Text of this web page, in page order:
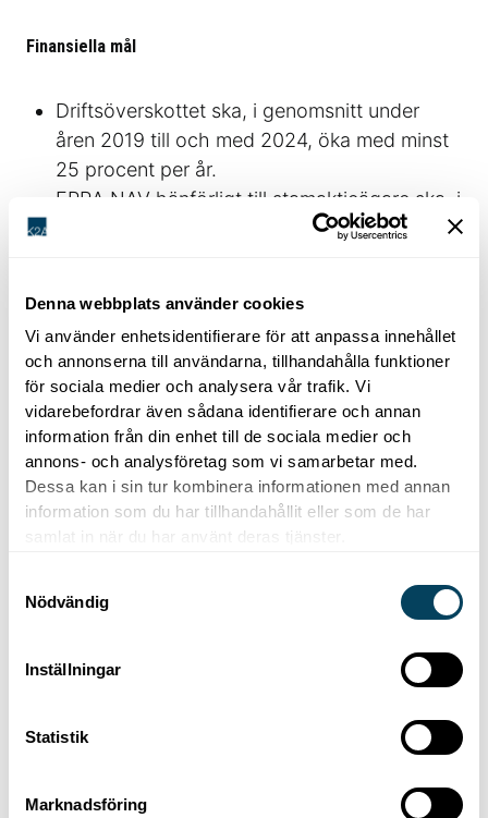
Denna webbplats använder cookies
Vi använder enhetsidentifierare för att anpassa innehållet
och annonserna till användarna, tillhandahålla funktioner
för sociala medier och analysera vår trafik. Vi
vidarebefordrar även sådana identifierare och annan
information från din enhet till de sociala medier och
annons- och analysföretag som vi samarbetar med.
Dessa kan i sin tur kombinera informationen med annan
information som du har tillhandahållit eller som de har
samlat in när du har använt deras tjänster.
Nödvändig
Inställningar
Statistik
Marknadsföring
Finansiella mål
Driftsöverskottet ska, i genomsnitt under
åren 2019 till och med 2024, öka med minst
25 procent per år.
EPRA NAV hänförligt till stamaktieägare ska, i
genomsnitt under åren 2019 till och med
Finansiella riskbegränsningar
Belåningsgrad för koncernen ska långsiktigt
ej överstiga 70 procent.
Belåningsgrad för förvaltningsverksamheten
ska långsiktigt ej överstiga 65 procent.
Räntetäckningsgraden för koncernen ska
långsiktigt ej understiga 1,5 gånger.
genomsnittliga totalresultatet för de tre senaste
tillväxt före utdelning vilket kan medföra en låg eller utebliven
utdelning på stamaktier. Utdelning på preferensaktier ska ske